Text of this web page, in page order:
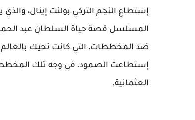
إستطاع النجم التركي بولنت إينال،
المسلسل قصة حياة السلطان عبد الحميد
ضد المخططات، التي كانت تحيك بالعالم
العثمانية.